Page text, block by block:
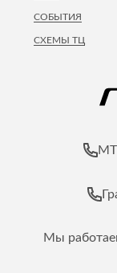
СОБЫТИЯ
СХЕМЫ ТЦ
Мы